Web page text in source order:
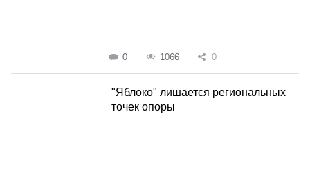
0 1066 0
"Яблоко" лишается региональных
точек опоры